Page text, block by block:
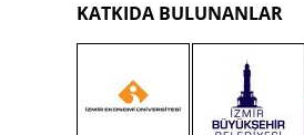
KATKIDA BULUNANLAR